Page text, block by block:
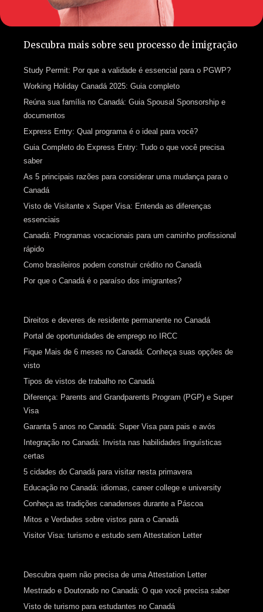
Descubra mais sobre seu processo de imigração
Study Permit: Por que a validade é essencial para o PGWP?
Working Holiday Canadá 2025: Guia completo
Reúna sua família no Canadá: Guia Spousal Sponsorship e
documentos
Express Entry: Qual programa é o ideal para você?
Guia Completo do Express Entry: Tudo o que você precisa
saber
As 5 principais razões para considerar uma mudança para o
Canadá
Visto de Visitante x Super Visa: Entenda as diferenças
essenciais
Canadá: Programas vocacionais para um caminho profissional
rápido
Como brasileiros podem construir crédito no Canadá
Por que o Canadá é o paraíso dos imigrantes?
Direitos e deveres de residente permanente no Canadá
Portal de oportunidades de emprego no IRCC
Fique Mais de 6 meses no Canadá: Conheça suas opções de
visto
Tipos de vistos de trabalho no Canadá
Diferença: Parents and Grandparents Program (PGP) e Super
Visa
Garanta 5 anos no Canadá: Super Visa para pais e avós
Integração no Canadá: Invista nas habilidades linguísticas
certas
5 cidades do Canadá para visitar nesta primavera
Educação no Canadá: idiomas, career college e university
Conheça as tradições canadenses durante a Páscoa
Mitos e Verdades sobre vistos para o Canadá
Visitor Visa: turismo e estudo sem Attestation Letter
Descubra quem não precisa de uma Attestation Letter
Mestrado e Doutorado no Canadá: O que você precisa saber
Visto de turismo para estudantes no Canadá